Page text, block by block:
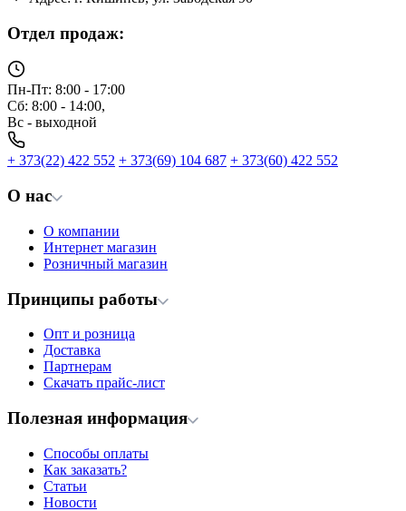
Отдел продаж:
Пн-Пт: 8:00 - 17:00
Сб: 8:00 - 14:00,
Вс - выходной
+ 373(22) 422 552 + 373(69) 104 687 + 373(60) 422 552
О нас
О компании
Интернет магазин
Розничный магазин
Принципы работы
Опт и розница
Доставка
Партнерам
Скачать прайс-лист
Полезная информация
Способы оплаты
Как заказать?
Статьи
Новости